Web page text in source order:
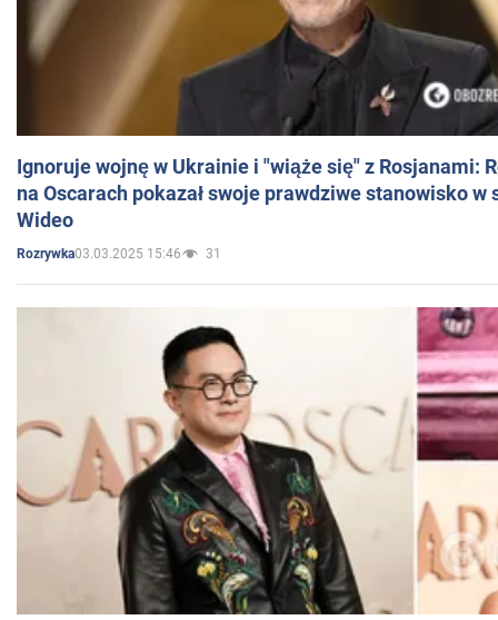
Ignoruje wojnę w Ukrainie i "wiąże się" z Rosjanami:
na Oscarach pokazał swoje prawdziwe stanowisko w
Wideo
Rozrywka03.03.2025 15:46 31